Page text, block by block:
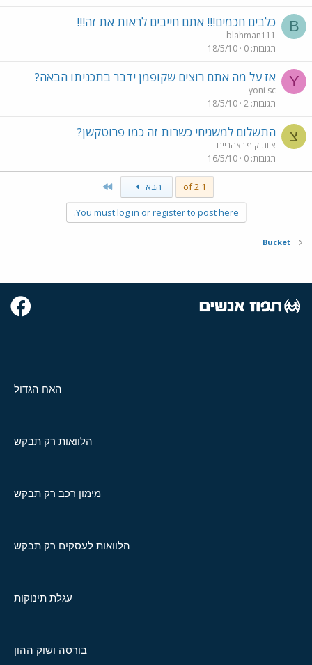
B כלבים חכמים!!! אתם חייבים לראות את זה!!!
blahman111
תגובות 0
18/5/10
Y אז על מה אתם רוצים שקופמן ידבר בתכניתו הבאה?
yoni sc
תגובות 2
18/5/10
צ התשלום למשגיחי כשרות זה כמו פרוטקשן?
צוות קוף בצהריים
תגובות 0
16/5/10
1 of 2 הבא
You must log in or register to post here.
Bucket
האח הגדול
הלוואות רק תבקש
מימון רכב רק תבקש
הלוואות לעסקים רק תבקש
עגלת תינוקות
בורסה ושוק ההון